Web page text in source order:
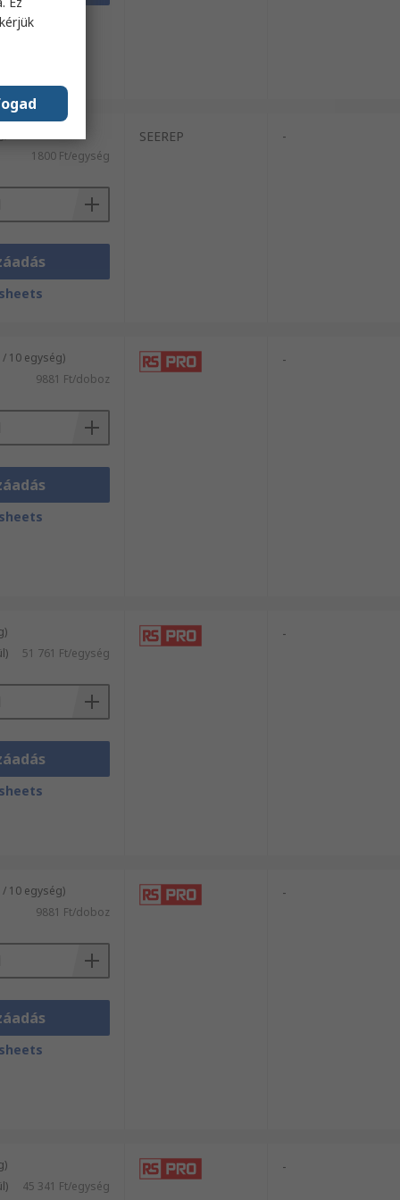
1800 Ft/egység
SEEREP -
10 egység)
9881 Ft/doboz
-
51 761 Ft/egység
-
10 egység)
9881 Ft/doboz
-
45 341 Ft/egység
-